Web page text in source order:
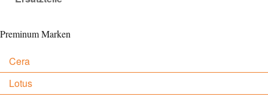
Preminum Marken
Cera
Lotus